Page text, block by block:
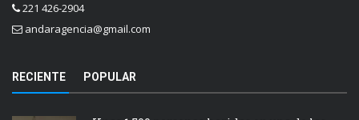
221 426-2904
andaragencia@gmail.com
RECIENTE POPULAR